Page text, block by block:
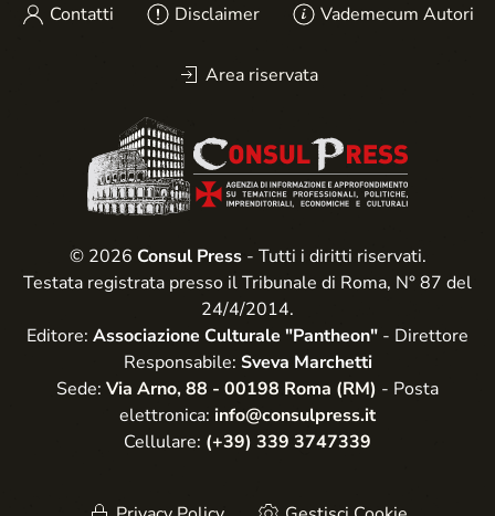
Contatti Disclaimer Vademecum Autori
Area riservata
© 2026 Consul Press- Tutti i diritti riservati.
Testata registrata presso il Tribunale di Roma, N° 87 del
24/4/2014.
Editore: Associazione Culturale "Pantheon" - Direttore
Responsabile: Sveva Marchetti
Sede: Via Arno, 88 - 00198 Roma (RM) - Posta
elettronica: info@consulpress.it
Cellulare: (+39) 339 3747339